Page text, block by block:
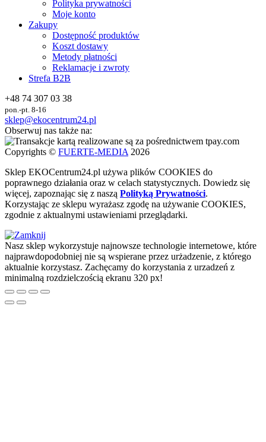
Polityka prywatności
Moje konto
Zakupy
Dostępność produktów
Koszt dostawy
Metody płatności
Reklamacje i zwroty
Strefa B2B
+48 74 307 03 38
pon.-pt. 8-16
sklep@ekocentrum24.pl
Obserwuj nas także na:
Copyrights © FUERTE-MEDIA 2026
Sklep EKOCentrum24.pl używa plików COOKIES do
poprawnego działania oraz w celach statystycznych. Dowiedz się
więcej, zapoznając się z naszą Polityką Prywatności.
Korzystając ze sklepu wyrażasz zgodę na używanie COOKIES,
zgodnie z aktualnymi ustawieniami przeglądarki.
Nasz sklep wykorzystuje najnowsze technologie internetowe, które
najprawdopodobniej nie są wspierane przez urżadzenie, z którego
aktualnie korzystasz. Zachęcamy do korzystania z urzadzeń z
minimalną rozdzielczością ekranu 320 px!